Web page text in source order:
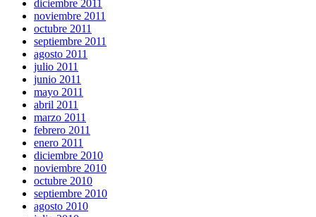
diciembre 2011
noviembre 2011
octubre 2011
septiembre 2011
agosto 2011
julio 2011
junio 2011
mayo 2011
abril 2011
marzo 2011
febrero 2011
enero 2011
diciembre 2010
noviembre 2010
octubre 2010
septiembre 2010
agosto 2010